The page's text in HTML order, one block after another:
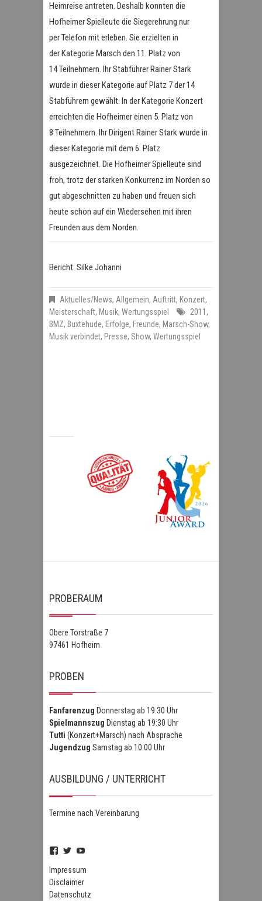
Heimreise antreten. Deshalb konnten die
Hofheimer Spielleute die Siegerehrung nur
per Telefon mit erleben. Sie erzielten in
der Kategorie Marsch den 11. Platz von
14 Teilnehmern. Ihr Stabführer Rainer Stark
wurde in dieser Kategorie auf Platz 7 der 14
Stabführern gewählt. In der Kategorie Konzert
erreichten die Hofheimer einen 5. Platz von
8 Teilnehmern. Ihr Dirigent Rainer Stark wurde in
dieser Kategorie mit dem 6. Platz
ausgezeichnet. Die Hofheimer Spielleute sind
froh, trotz der starken Konkurrenz im Norden so
gut abgeschnitten zu haben und freuen sich
heute schon auf ein Wiedersehen mit ihren
Freunden aus dem Norden.
Bericht: Silke Johanni
Aktuelles/News, Allgemein, Auftritt, Konzert,
Meisterschaft, Musik, Wertungsspiel 2011 ,
BMZ, Buxtehude, Erfolge, Freunde, Marsch-Show,
Musik verbindet, Presse, Show, Wertungsspiel
PROBERAUM
Obere Torstraße 7
97461 Hofheim
PROBEN
Fanfarenzug Donnerstag ab 19:30 Uhr
Spielmannszug Dienstag ab 19:30 Uhr
Tutti (Konzert+Marsch) nach Absprache
Jugendzug Samstag ab 10:00 Uhr
AUSBILDUNG / UNTERRICHT
Termine nach Vereinbarung
Profil
FSZHofheim
auf
Facebook
anzeigen
Profil
FSZHOH
auf
Twitter
anzeigen
UCIPUnOSBlWxEpiBka0jOAfw
anzeigen
Impressum
Disclaimer
Datenschutz